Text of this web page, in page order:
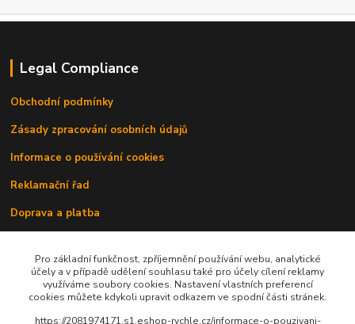
Legal Compliance
Obchodní podmínky
Zásady zpracování osobních údajů
Informace o používání cookies
Reklamační řad
Doprava a platba
Pro základní funkčnost, zpříjemnění používání webu, analytické
účely a v případě udělení souhlasu také pro účely cílení reklamy
využíváme soubory cookies. Nastavení vlastních preferencí
cookies můžete kdykoli upravit odkazem ve spodní části stránek.
https://2081974171.s1.eshop-rychle.cz/informace-o-pouzivani-